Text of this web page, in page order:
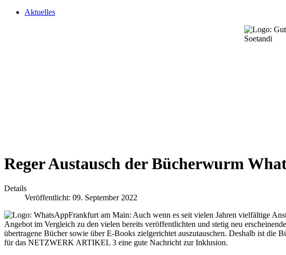
Aktuelles
Reger Austausch der Bücherwurm
Details
Veröffentlicht: 09. September 2022
Frankfurt am Main: Auch wenn es seit vielen Jahren vielfältige
Angebot im Vergleich zu den vielen bereits veröffentlichten und stetig neu
übertragene Bücher sowie über E-Books zielgerichtet auszutauschen. Deshalb ist
für das NETZWERK ARTIKEL 3 eine gute Nachricht zur Inklusion.